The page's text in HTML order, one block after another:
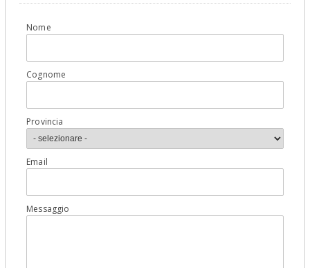
Nome
Cognome
Provincia
Email
Messaggio